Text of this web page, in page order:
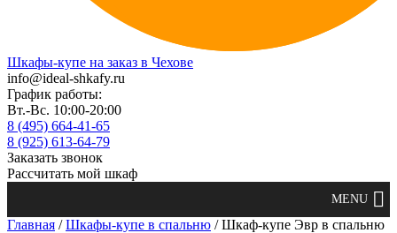
Шкафы-купе на заказ в Чехове
info@ideal-shkafy.ru
График работы:
Вт.-Вс. 10:00-20:00
8 (495) 664-41-65
8 (925) 613-64-79
Заказать звонок
Рассчитать мой шкаф
Главная /Шкафы-купе в спальню / Шкаф-купе Эвр в спальню